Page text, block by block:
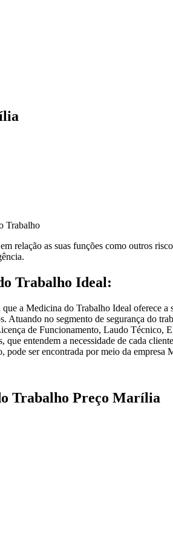
relação as suas funções como outros
Trabalho Ideal:
a Medicina do Trabalho Ideal oferece
Atuando no segmento de segurança do
de Funcionamento, Laudo Técnico,
entendem a necessidade de cada
pode ser encontrada por meio da
Trabalho Preço Marília